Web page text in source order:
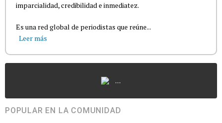
imparcialidad, credibilidad e inmediatez.
Es una red global de periodistas que reúne...
Leer más
...
POPULAR EN LA COMUNIDAD